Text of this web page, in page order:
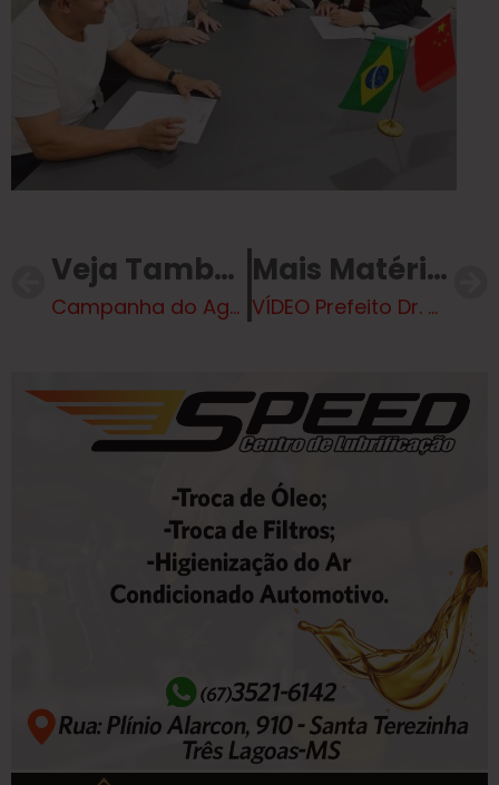
Veja Também
Campanha do Agasalho 2026 mobiliza Três Lagoas em corrente de solidariedade contra o frio
Mais Matérias
VÍDEO Prefeito Dr. Cassiano Maia empossa novos membros da Comissão de Acessibilidade